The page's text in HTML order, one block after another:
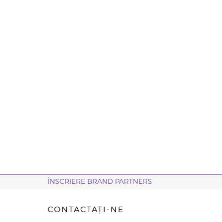
ÎNSCRIERE BRAND PARTNERS
CONTACTAȚI-NE